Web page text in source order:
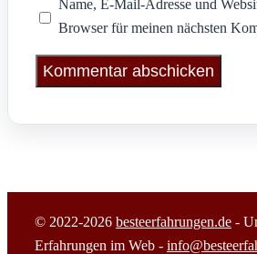
Name, E-Mail-Adresse und
Browser für meinen nächsten
© 2022-2026 besteerfahrungen.de -
Erfahrungen im Web -